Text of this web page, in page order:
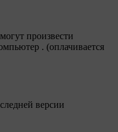
произвести
. (оплачивается
версии